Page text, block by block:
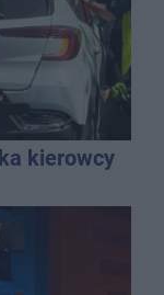
kierowcy